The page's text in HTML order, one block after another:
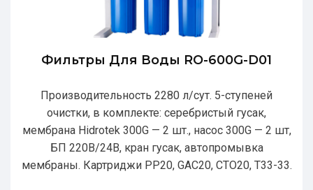
Фильтры Для Воды RO-600G-D01
Производительность 2280 л/сут. 5-ступеней
очистки, в комплекте: серебристый гусак,
мембрана Hidrotek 300G — 2 шт., насос 300G — 2 шт,
БП 220В/24В, кран гусак, автопромывка
мембраны. Картриджи РР20, GAC20, CTO20, T33-33.